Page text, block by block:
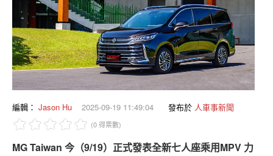
輪胎特區
促銷訊息
人車軼事
試車報導
專題報導
車型比拼
編輯： Jason Hu 2025-09-19 11:49:04 發布於 人車事新聞
(0 得票數)
MG Taiwan 今（9/19）正式發表全新七人座乘用MPV 力